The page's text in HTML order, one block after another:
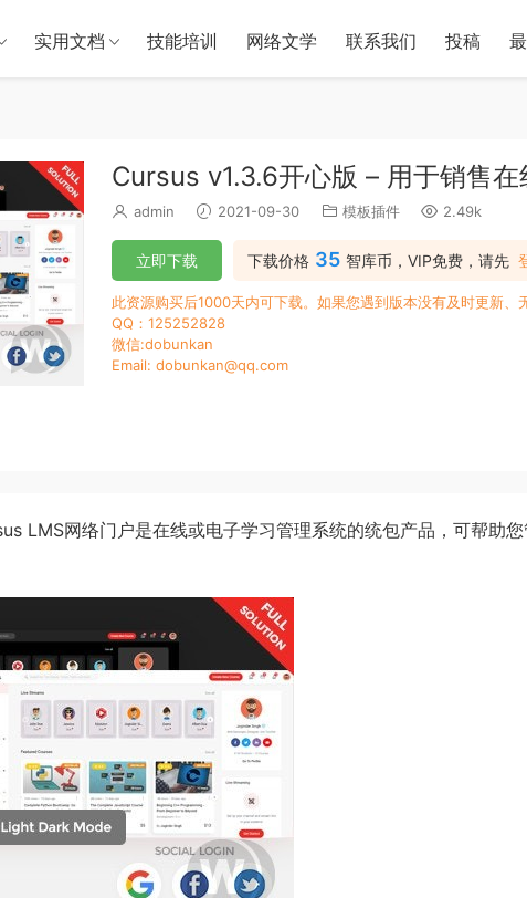
实用文档 技能培训 网络文学 联系我们 投稿
Cursus v1.3.6开心版 – 用于销售
admin 2021-09-30 模板插件 2.49k
下载价格 35 智库币，VIP免费，请先
立即下载
此资源购买后1000天内可下载。如果您遇到版本没有及时更新
QQ：125252828
微信:dobunkan
Email: dobunkan@qq.com
LMS网络门户是在线或电子学习管理系统的统包产品，可帮助您